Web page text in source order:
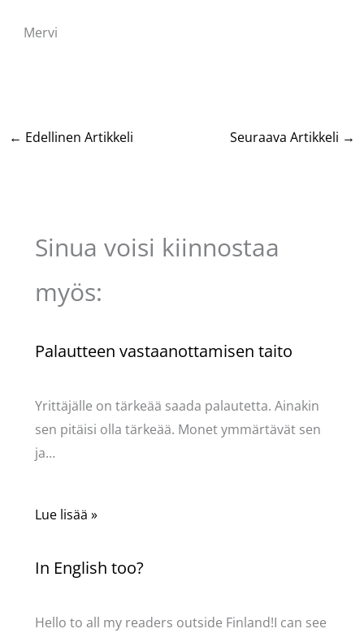
Mervi
← Edellinen Artikkeli Seuraava Artikkeli →
Sinua voisi kiinnostaa
myös:
Palautteen vastaanottamisen taito
Yrittäjälle on tärkeää saada palautetta. Ainakin
sen pitäisi olla tärkeää. Monet ymmärtävät sen
ja…
Lue lisää »
In English too?
Hello to all my readers outside Finland!I can see